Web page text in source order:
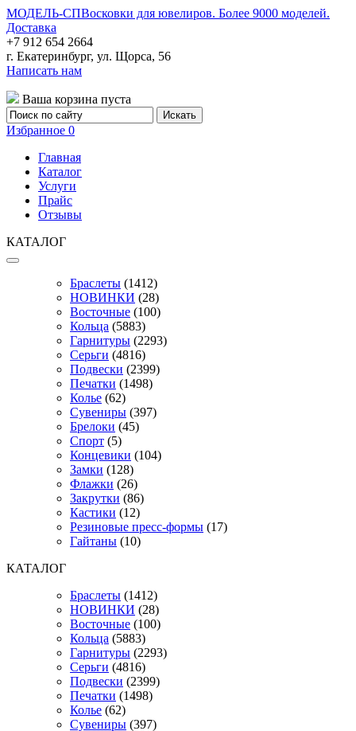
МОДЕЛЬ-СПВосковки для ювелиров. Более 9000 моделей.
Доставка
+7 912 654 2664
г. Екатеринбург, ул. Щорса, 56
Написать нам
Ваша корзина пуста
Избранное 0
Главная
Каталог
Услуги
Прайс
Отзывы
КАТАЛОГ
Браслеты (1412)
НОВИНКИ (28)
Восточные (100)
Кольца (5883)
Гарнитуры (2293)
Серьги (4816)
Подвески (2399)
Печатки (1498)
Колье (62)
Сувениры (397)
Брелоки (45)
Спорт (5)
Концевики (104)
Замки (128)
Флажки (26)
Закрутки (86)
Кастики (12)
Резиновые пресс-формы (17)
Гайтаны (10)
КАТАЛОГ
Браслеты (1412)
НОВИНКИ (28)
Восточные (100)
Кольца (5883)
Гарнитуры (2293)
Серьги (4816)
Подвески (2399)
Печатки (1498)
Колье (62)
Сувениры (397)